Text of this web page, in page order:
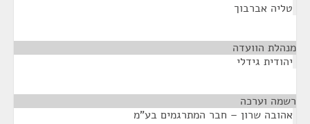
טליה אברבוך
מנהלת הוועדה
יהודית גידלי
רשמה וערכה
אהובה שרון – חבר המתרגמים בע"מ